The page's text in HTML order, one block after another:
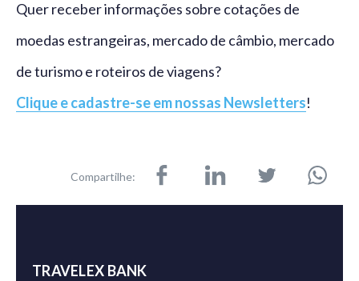
Quer receber informações sobre cotações de
moedas estrangeiras, mercado de câmbio, mercado
de turismo e roteiros de viagens?
Clique e cadastre-se em nossas Newsletters!
Compartilhe:
TRAVELEX BANK